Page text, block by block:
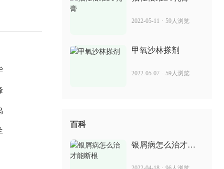
2022-05-11 · 59人浏览
甲氧沙林搽剂
2022-05-07 · 59人浏览
百科
银屑病怎么治才能